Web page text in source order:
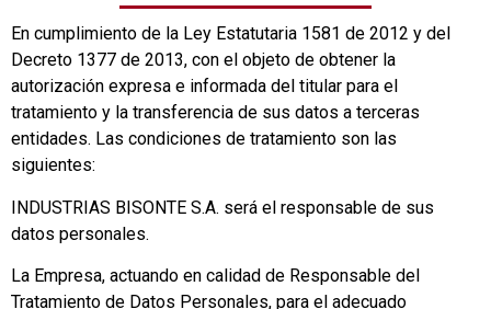
En cumplimiento de la Ley Estatutaria 1581 de 2012 y del
Decreto 1377 de 2013, con el objeto de obtener la
autorización expresa e informada del titular para el
tratamiento y la transferencia de sus datos a terceras
entidades. Las condiciones de tratamiento son las
siguientes:
INDUSTRIAS BISONTE S.A. será el responsable de sus
datos personales.
La Empresa, actuando en calidad de Responsable del
Tratamiento de Datos Personales, para el adecuado